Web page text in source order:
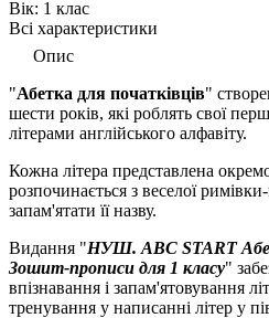
Вік: 1 клас
Всі характеристики
Опис
"Абетка для початківців"
шести років, які роблять свої
літерами англійського алфавіту.
Кожна літера представлена
розпочинається з веселої
запам'ятати її назву.
Видання "НУШ. ABC START
Зошит-прописи для 1 класу"
впізнавання і запам'ятовування
тренування у написанні літер у